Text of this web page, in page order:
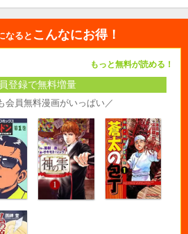
なると こんなにお得！
もっと無料が読める！
登録で無料増量
会員無料漫画がいっぱい／